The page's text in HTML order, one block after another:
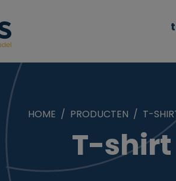
HOME PRODUCTEN T-
T-shirt